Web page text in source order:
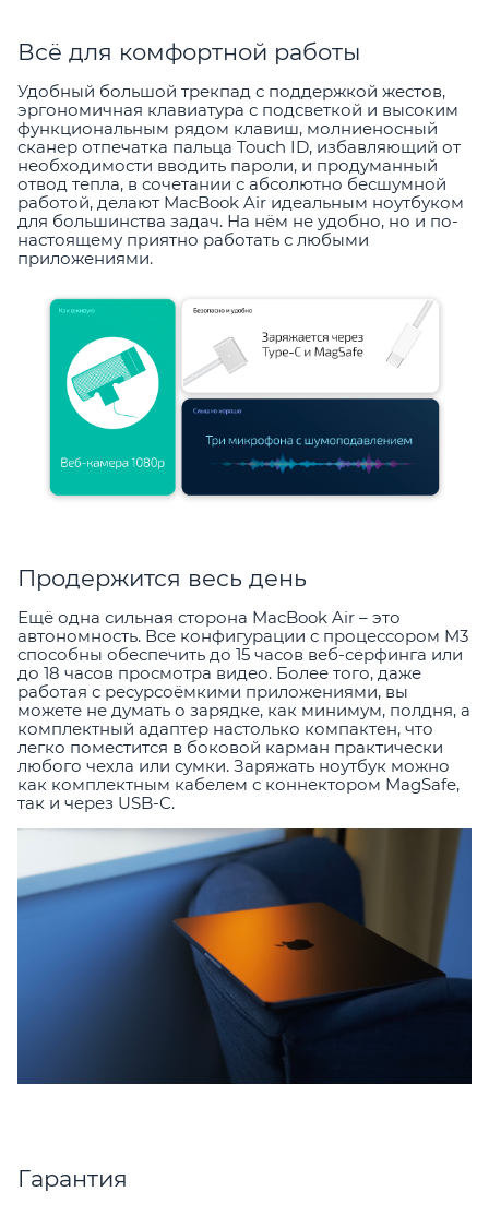
Всё для комфортной работы
Удобный большой трекпад с поддержкой жестов,
эргономичная клавиатура с подсветкой и высоким
функциональным рядом клавиш, молниеносный
сканер отпечатка пальца Touch ID, избавляющий от
необходимости вводить пароли, и продуманный
отвод тепла, в сочетании с абсолютно бесшумной
работой, делают MacBook Air идеальным ноутбуком
для большинства задач. На нём не удобно, но и по-
настоящему приятно работать с любыми
приложениями.
Продержится весь день
Ещё одна сильная сторона MacBook Air – это
автономность. Все конфигурации с процессором M3
способны обеспечить до 15 часов веб-серфинга или
до 18 часов просмотра видео. Более того, даже
работая с ресурсоёмкими приложениями, вы
можете не думать о зарядке, как минимум, полдня, а
комплектный адаптер настолько компактен, что
легко поместится в боковой карман практически
любого чехла или сумки. Заряжать ноутбук можно
как комплектным кабелем с коннектором MagSafe,
так и через USB-C.
Гарантия